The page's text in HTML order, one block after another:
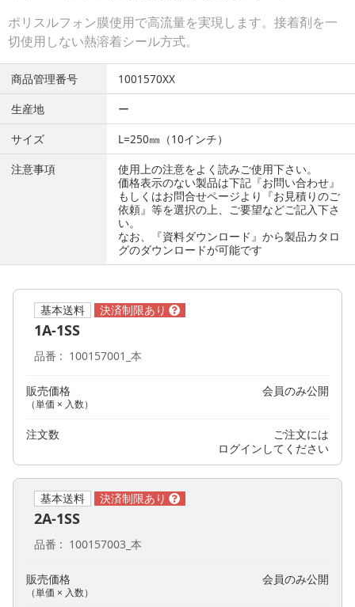
ポリスルフォン膜使用で高流量を実現します。接着剤を一
切使用しない熱溶着シール方式。
商品管理番号
1001570XX
生産地
ー
サイズ
L=250㎜（10インチ）
注意事項
使用上の注意をよく読みご使用下さい。
価格表示のない製品は下記『お問い合わせ』
もしくはお問合せページより『お見積りのご
依頼』等を選択の上、ご要望などご記入下さ
い。
なお、『資料ダウンロード』から製品カタロ
グのダウンロードが可能です
基本送料
1A-1SS
品番 100157001_本
販売価格
（単価 × 入数）
会員のみ公開
注文数
ご注文には
ログイン してください
基本送料
2A-1SS
品番 100157003_本
販売価格
（単価 × 入数）
会員のみ公開